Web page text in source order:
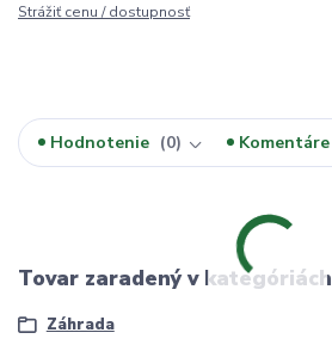
Strážiť cenu / dostupnosť
Hodnotenie 0 Komentáre
Tovar zaradený v kategóriách
Záhrada